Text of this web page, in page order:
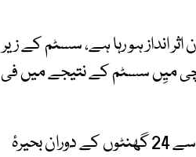
16 سے 19 ستمبر کے دوران اثر انداز ہو رہا ہے، سسٹم کے زیر
میِں سسٹم کے نتیجے میں فی
دوسری جانب، ویدر اَپ ڈیٹس کی پیشگوئی کے مطابق اگلے 12 سے 24 گھنٹوں کے دوران بحیرۂ